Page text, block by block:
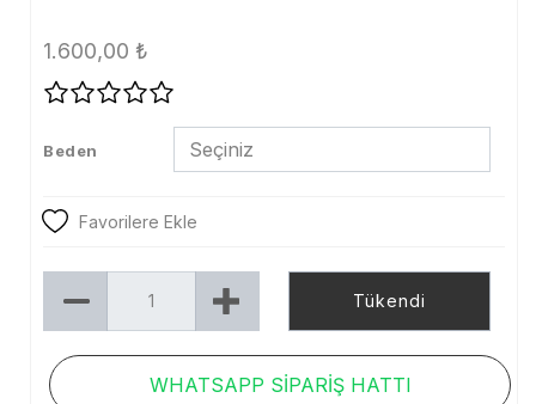
Şort
Trenckot
1.600,00 ₺
Beden
Favorilere Ekle
Tükendi
WHATSAPP SİPARİŞ HATTI